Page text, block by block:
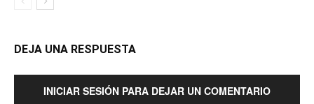
DEJA UNA RESPUESTA
INICIAR SESIÓN PARA DEJAR UN COMENTARIO